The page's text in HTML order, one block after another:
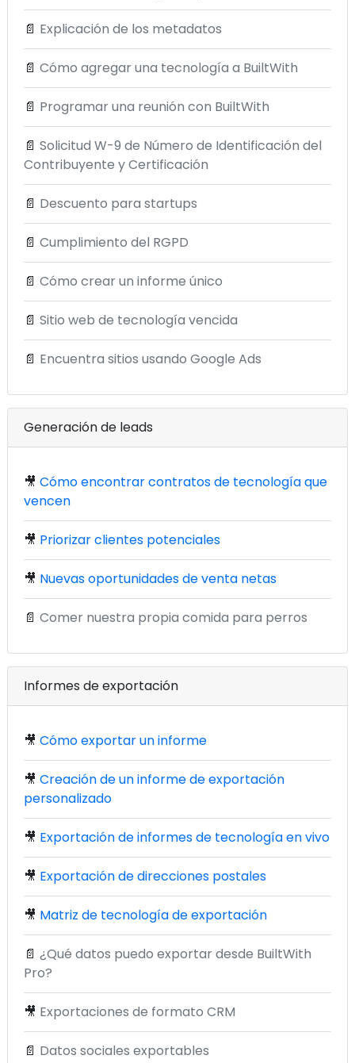
📄 Explicación de los metadatos
📄 Cómo agregar una tecnología a BuiltWith
📄 Programar una reunión con BuiltWith
📄 Solicitud W-9 de Número de Identificación del
Contribuyente y Certificación
📄 Descuento para startups
📄 Cumplimiento del RGPD
📄 Cómo crear un informe único
📄 Sitio web de tecnología vencida
📄 Encuentra sitios usando Google Ads
Generación de leads
🎥 Cómo encontrar contratos de tecnología que
vencen
🎥 Priorizar clientes potenciales
🎥 Nuevas oportunidades de venta netas
📄 Comer nuestra propia comida para perros
Informes de exportación
🎥 Cómo exportar un informe
🎥 Creación de un informe de exportación
personalizado
🎥 Exportación de informes de tecnología en vivo
🎥 Exportación de direcciones postales
🎥 Matriz de tecnología de exportación
📄 ¿Qué datos puedo exportar desde BuiltWith
Pro?
🎥 Exportaciones de formato CRM
📄 Datos sociales exportables